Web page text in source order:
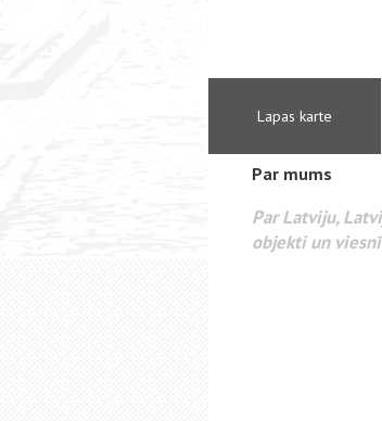
Lapas karte
Par mums
Par Latviju,
objekti un